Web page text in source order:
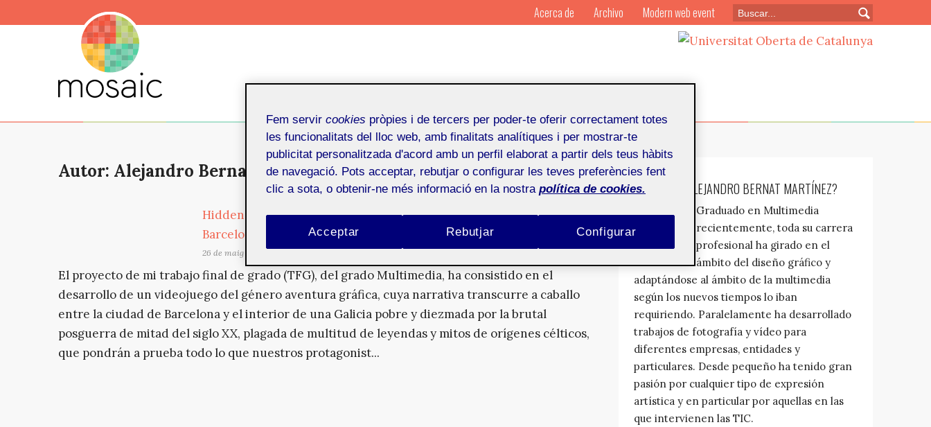
Autor: Alejandro Bernat Martínez
Hidden Celtics: Una aventura gráfica Point&Click situada entre
Barcelona y Galicia en la brutal posguerra del s. XX
26 de maig de 2021
El proyecto de mi trabajo final de grado (TFG), del grado Multimedia, ha consistido en el
desarrollo de un videojuego del género aventura gráfica, cuya narrativa transcurre a caballo
entre la ciudad de Barcelona y el interior de una Galicia pobre y diezmada por la brutal
posguerra de mitad del siglo XX, plagada de multitud de leyendas y mitos de orígenes célticos,
que pondrán a prueba todo lo que nuestros protagonist...
¿QUIÉN ES: ALEJANDRO BERNAT MARTÍNEZ?
Graduado en Multimedia
recientemente, toda su carrera
profesional ha girado en el
ámbito del diseño gráfico y
adaptándose al ámbito de la multimedia
según los nuevos tiempos lo iban
requiriendo. Paralelamente ha desarrollado
trabajos de fotografía y vídeo para
diferentes empresas, entidades y
particulares. Desde pequeño ha tenido gran
pasión por cualquier tipo de expresión
artística y en particular por aquellas en las
que intervienen las TIC.
Acerca de Archivo Modern web event
Fem servir cookies pròpies i de tercers per poder-te oferir correctament totes
les funcionalitats del lloc web, amb finalitats analítiques i per mostrar-te
publicitat personalitzada d'acord amb un perfil elaborat a partir dels teus hàbits
de navegació. Pots acceptar, rebutjar o configurar les teves preferències fent
clic a sota, o obtenir-ne més informació en la nostra política de cookies.
Rebutjar
Acceptar Configurar